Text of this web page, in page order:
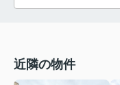
近隣の物件